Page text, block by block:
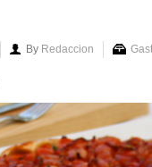
By Redaccion